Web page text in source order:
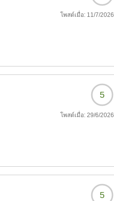
โพสต์เมื่อ: 11/7/2026
5
โพสต์เมื่อ: 29/6/2026
5